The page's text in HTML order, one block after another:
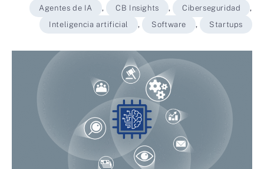
Agentes de IA , CB Insights , Ciberseguridad
,
Inteligencia artificial
, Software , Startups